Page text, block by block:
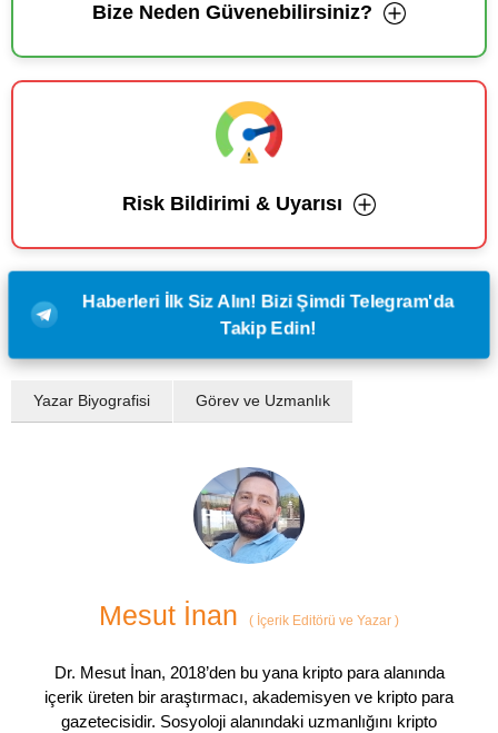
Bize Neden Güvenebilirsiniz?
Risk Bildirimi & Uyarısı
Haberleri İlk Siz Alın! Bizi Şimdi Telegram'da
Takip Edin!
Yazar Biyografisi Görev ve Uzmanlık
Mesut İnan ( İçerik Editörü ve Yazar )
Dr. Mesut İnan, 2018’den bu yana kripto para alanında
içerik üreten bir araştırmacı, akademisyen ve kripto para
gazetecisidir. Sosyoloji alanındaki uzmanlığını kripto